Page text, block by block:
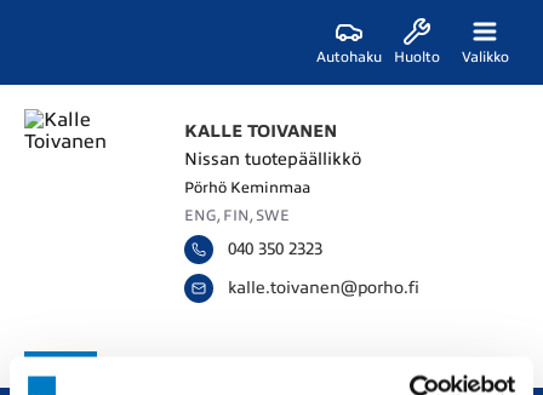
Autohaku Huolto Valikko
KALLE TOIVANEN
Nissan tuotepäällikkö
Pörhö Keminmaa
ENG, FIN, SWE
040 350 2323
i
kal p
n o
le. o f
to .
h
vane @ r i